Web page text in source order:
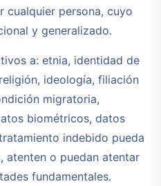
cualquier persona, cuyo
y generalizado.
a: etnia, identidad de
ideología, filiación
migratoria,
biométricos, datos
indebido pueda
atenten o puedan atentar
fundamentales.